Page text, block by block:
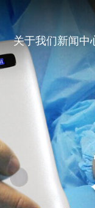
关于我们新闻中